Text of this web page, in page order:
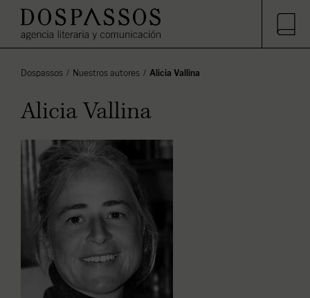
Alicia Vallina
Nuestros autores
Dospassos
Alicia Vallina